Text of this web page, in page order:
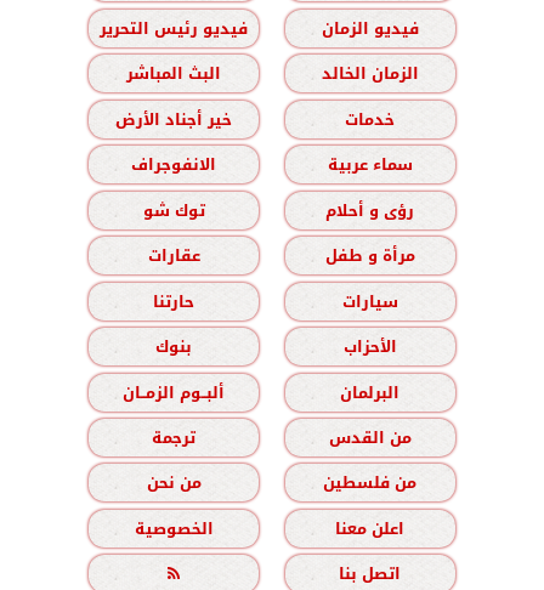
فيديو الزمان
فيديو رئيس التحرير
الزمان الخالد
البث المباشر
خدمات
خير أجناد الأرض
سماء عربية
الانفوجراف
رؤى و أحلام
توك شو
مرأة و طفل
عقارات
سيارات
حارتنا
الأحزاب
بنوك
البرلمان
ألبــوم الزمــان
من القدس
ترجمة
من فلسطين
من نحن
اعلن معنا
الخصوصية
اتصل بنا
